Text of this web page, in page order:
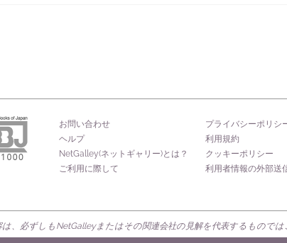
お問い合わせ
ヘルプ
NetGalley(ネットギャリー)とは？
ご利用に際して
プライバシーポリシ
利用規約
クッキーポリシー
利用者情報の外部送
、必ずしもNetGalleyまたはその関連会社の見解を代表するものでは